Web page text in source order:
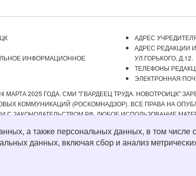
ИНФОРМАЦИОННОЕ
АДРЕС
АДРЕС РЕДАКЦИИ
УЛ.ГОРЬКОГО, Д.12.
ТЕЛЕФОНЫ
ЭЛЕКТРОННАЯ
2025 ГОДА. СМИ "ГВАРДЕЕЦ ТРУДА. НОВОТРОИЦК"
КОММУНИКАЦИЙ (РОСКОМНАДЗОР). ВСЕ ПРАВА НА
С ЗАКОНОДАТЕЛЬСТВОМ РФ. ЛЮБОЕ ИСПОЛЬЗОВАНИЕ
ВЕБ-САЙТОВ, НА КОТОРЫЕ ДАНЫ ГИПЕРССЫЛКИ.
а также персональных данных, в том
данных, включая сбор и анализ